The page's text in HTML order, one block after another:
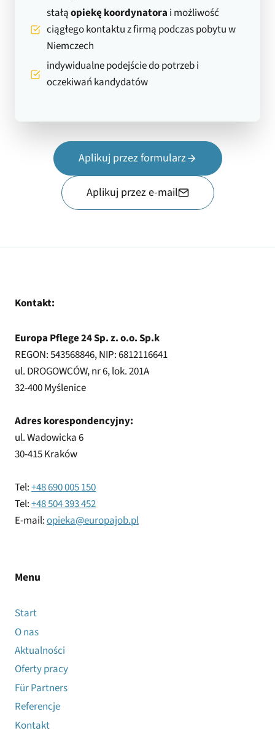
stałąopiekę koordynatora i możliwość
ciągłego kontaktu z firmą podczas pobytu w
Niemczech
indywidualne podejście do potrzeb i
oczekiwań kandydatów
Aplikuj przez formularz
Aplikuj przez e-mail
Kontakt:
Europa Pflege 24 Sp. z. o.o. Sp.k
REGON: 543568846, NIP: 6812116641
ul. DROGOWCÓW, nr 6, lok. 201A
32-400 Myślenice
Adres korespondencyjny:
ul. Wadowicka 6
30-415 Kraków
Tel:+48 690 005 150
Tel:+48 504 393 452
E-mail:opieka@europajob.pl
Menu
Start
O nas
Aktualności
Oferty pracy
Für Partners
Referencje
Kontakt